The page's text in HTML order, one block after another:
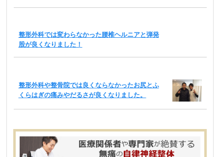
整形外科では変わらなかった腰椎ヘルニアと弾発
股が良くなりました！
整形外科や整骨院では良くならなかったお尻とふ
くらはぎの痛みやだるさが良くなりました。